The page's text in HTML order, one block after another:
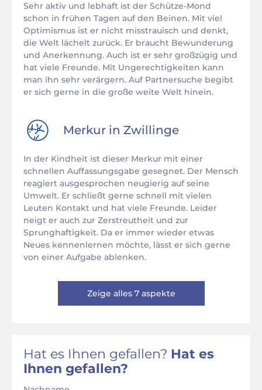
Sehr aktiv und lebhaft ist der Schütze-Mond
schon in frühen Tagen auf den Beinen. Mit viel
Optimismus ist er nicht misstrauisch und denkt,
die Welt lächelt zurück. Er braucht Bewunderung
und Anerkennung. Auch ist er sehr großzügig und
hat viele Freunde. Mit Ungerechtigkeiten kann
man ihn sehr verärgern. Auf Partnersuche begibt
er sich gerne in die große weite Welt hinein.
Merkur in Zwillinge
In der Kindheit ist dieser Merkur mit einer
schnellen Auffassungsgabe gesegnet. Der Mensch
reagiert ausgesprochen neugierig auf seine
Umwelt. Er schließt gerne schnell mit vielen
Leuten Kontakt und hat viele Freunde. Leider
neigt er auch zur Zerstreutheit und zur
Sprunghaftigkeit. Da er immer wieder etwas
Neues kennenlernen möchte, lässt er sich gerne
von einer Aufgabe ablenken.
Zeige alles 7 aspekte
Hat es Ihnen gefallen? Hat es
Ihnen gefallen?